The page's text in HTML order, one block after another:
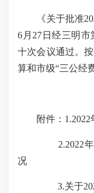
《关于批准
6月27日经三明
十次会议通过。
算和市级“三公经
附件：1.2022
2.2022年度三
况
3.关于2022年